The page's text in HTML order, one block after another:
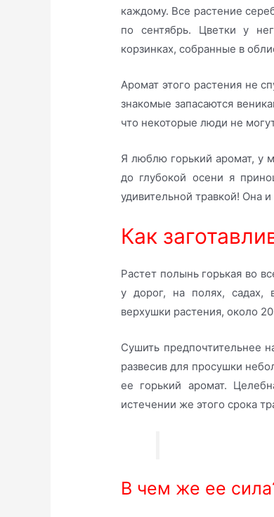
каждому. Все растение
по сентябрь. Цветки у
корзинках, собранные в
Аромат этого растения не
знакомые запасаются
что некоторые люди не
Я люблю горький аромат, у
до глубокой осени я
удивительной травкой! Она и
Как
Растет полынь горькая во
у дорог, на полях, садах,
верхушки растения, около
Сушить предпочтительнее
развесив для просушки
ее горький аромат.
истечении же этого срока
В чем же ее